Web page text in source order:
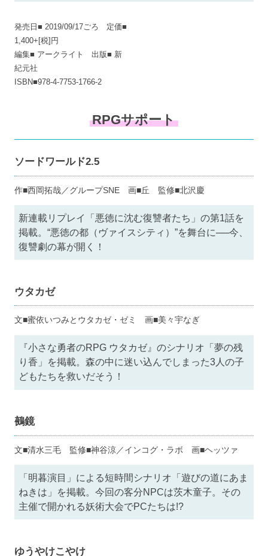
発売日■ 2019/09/17ごろ 定価■
1,400+[税]円
編集■ アークライト 出版■ 新
紀元社
ISBN■978-4-7753-1766-2
RPGサポート
ソードワールド2.5
作■西岡拓哉／グループSNE 画■丘 監修■北沢慶
新連載リプレイ「悪徳に沈む復讐者たち」の第1話を
掲載。“悪徳の都（ヴァイスシティ）”を舞台に──今、
復讐劇の幕が開く！
ウタカゼ
文■蜜依いつみとウタカゼ・ゼミ 画■美々宇なぎ
『小さな勇者のRPG ウタカゼ』のシナリオ「夢の残
り香」を掲載。森の中に迷い込んでしまった3人の子
どもたちを救いだそう！
鵺鏡
文■清水三毛 監修■神谷涼／インコグ・ラボ 画■ヘッツァ
「明暮演目」による短時間シナリオ「遊びの道にあま
ねきは」を掲載。今回の客分NPCは茨木童子。その
主催で開かれる妖術大会でPCたちは!?
ゆうやけこやけ